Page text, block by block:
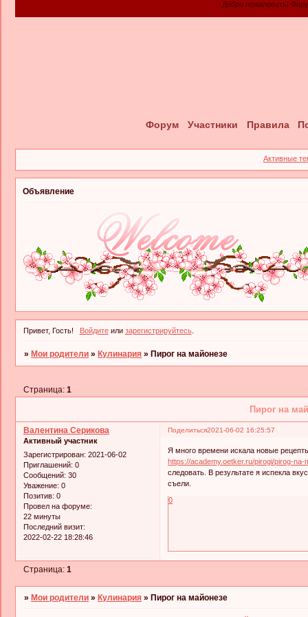
Добро пожаловать! Форум
Форум Участники Правила
Активные
Объявление
Привет, Гость! Войдитеили зарегистрируйтесь.
» Мои родители » Кулинария » Пирог на майонезе
Пирог на
Страница:1
Поделиться2021-06-02 16:25:57
Валентина Серикова
Активный участник
Зарегистрирован: 2021-06-02
Приглашений: 0
Сообщений: 30
Уважение: 0
Позитив: 0
Провел на форуме:
22 минуты
Последний визит:
2022-02-22 18:28:46
Я много времени искала новые
https://academy.oetker.ru/pirogi/pirog-na-
следовать. В результате я испекла
съели.
0
Страница:1
» Мои родители » Кулинария » Пирог на майонезе